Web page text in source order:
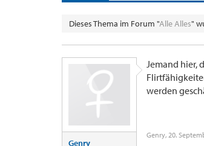
Dieses Thema im Forum "Alle Alles"
Genry
Jemand hier,
werden
Genry, 20.